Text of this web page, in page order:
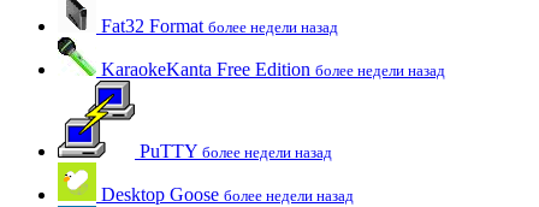
Fat32 Format более недели назад
KaraokeKanta Free Edition более недели назад
PuTTY более недели назад
Desktop Goose более недели назад